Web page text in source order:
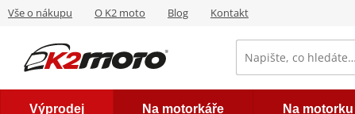
Vše o nákupu O K2 moto Blog Kontakt
Výprodej Na motorkáře Na motorku